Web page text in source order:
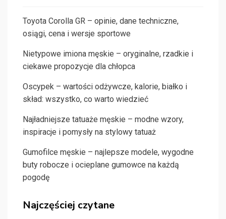
Toyota Corolla GR – opinie, dane techniczne,
osiągi, cena i wersje sportowe
Nietypowe imiona męskie – oryginalne, rzadkie i
ciekawe propozycje dla chłopca
Oscypek – wartości odżywcze, kalorie, białko i
skład: wszystko, co warto wiedzieć
Najładniejsze tatuaże męskie – modne wzory,
inspiracje i pomysły na stylowy tatuaż
Gumofilce męskie – najlepsze modele, wygodne
buty robocze i ocieplane gumowce na każdą
pogodę
Najczęściej czytane